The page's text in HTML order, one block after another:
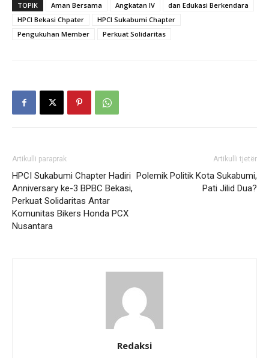
TOPIK Aman Bersama Angkatan IV
dan Edukasi Berkendara
HPCI Bekasi Chpater
HPCI Sukabumi Chapter
Pengukuhan Member
Perkuat Solidaritas
Artikulli paraprak
HPCI Sukabumi Chapter Hadiri
Anniversary ke-3 BPBC Bekasi,
Perkuat Solidaritas Antar
Komunitas Bikers Honda PCX
Nusantara
Artikulli tjetër
Polemik Politik Kota Sukabumi,
Pati Jilid Dua?
Redaksi